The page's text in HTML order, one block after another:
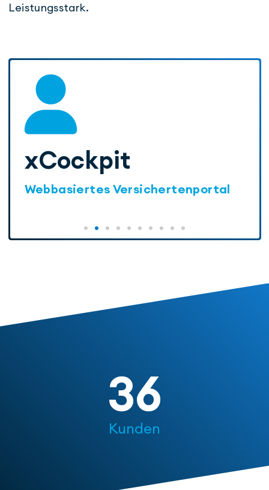
Leistungsstark.
xConnect
Webbasiertes Arbeitgeber- und
36
Kunden